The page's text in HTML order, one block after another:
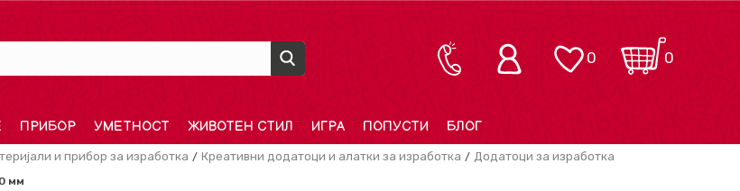
0
0
ПРИБОР УМЕТНОСТ ЖИВОТЕН СТИЛ ИГРА ПОПУСТИ БЛОГ
и прибор за изработка Креативни додатоци и алатки за изработка Додатоци за изработка
мм